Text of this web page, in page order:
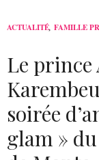
ACTUALITÉ, FAMILLE
Le
soirée
glam »